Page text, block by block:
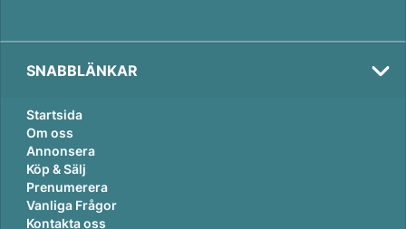
SNABBLÄNKAR
Startsida
Om oss
Annonsera
Köp & Sälj
Prenumerera
Vanliga Frågor
Kontakta oss